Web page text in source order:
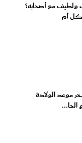
مع أصحابه؟
كل أم
موعد الولادة
الحا...